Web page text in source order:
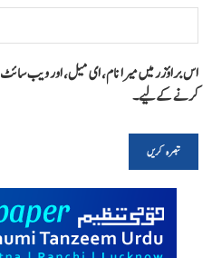
اس براؤزر میں میرا نام، ای میل، اور ویب سائٹ
کرنے کےلیے۔